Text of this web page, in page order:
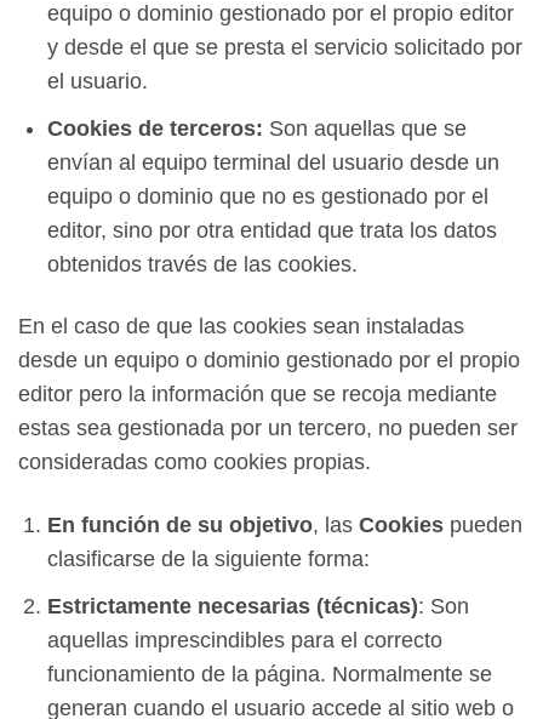
equipo o dominio gestionado por el propio editor
y desde el que se presta el servicio solicitado por
el usuario.
Cookies de terceros: Son aquellas que se
envían al equipo terminal del usuario desde un
equipo o dominio que no es gestionado por el
editor, sino por otra entidad que trata los datos
obtenidos través de las cookies.
En el caso de que las cookies sean instaladas
desde un equipo o dominio gestionado por el propio
editor pero la información que se recoja mediante
estas sea gestionada por un tercero, no pueden ser
consideradas como cookies propias.
En función de su objetivo, las Cookies pueden
clasificarse de la siguiente forma:
Estrictamente necesarias (técnicas): Son
aquellas imprescindibles para el correcto
funcionamiento de la página. Normalmente se
generan cuando el usuario accede al sitio web o